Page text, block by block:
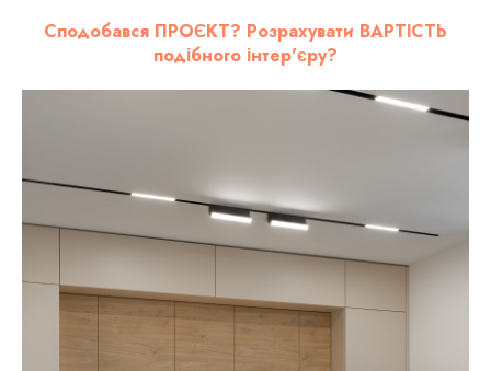
Сподобався ПРОЄКТ? Розрахувати ВАРТІСТЬ
подібного інтер'єру?